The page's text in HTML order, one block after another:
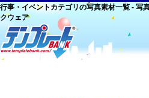
行事・イベントカテゴリの写真素材一覧 - 写
クウェア